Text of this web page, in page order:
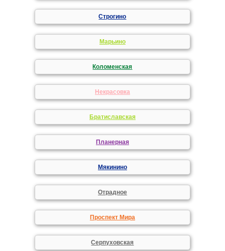
Строгино
Марьино
Коломенская
Некрасовка
Братиславская
Планерная
Мякинино
Отрадное
Проспект Мира
Серпуховская